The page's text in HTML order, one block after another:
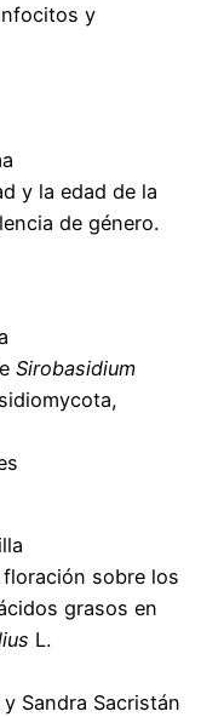
y
y la edad de la
de género.
Sirobasidium
sobre los
grasos en
L.
Sandra Sacristán